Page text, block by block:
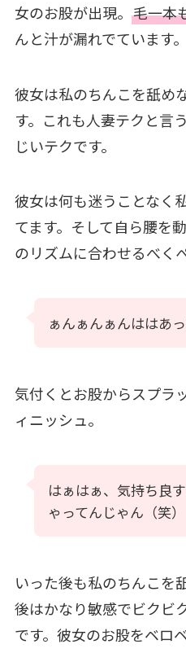
女のお股が出現。 毛一本
んと汁が漏れでています。
彼女は私のちんこを舐め
す。これも人妻テクと言
じいテクです。
彼女は何も迷うことなく
てます。そして自ら腰を
のリズムに合わせるべく
ぁんぁんぁんははあ
気付くとお股からスプラ
ィニッシュ。
はぁはぁ、気持ち良
ゃってんじゃん（笑）
いった後も私のちんこを
後はかなり敏感でビクビ
です。彼女のお股をベロ